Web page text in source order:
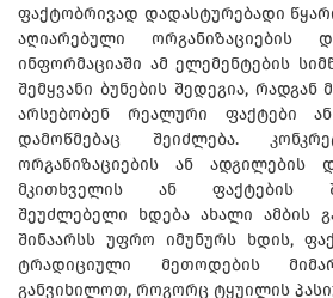
ფაქტობრივად დადასტურებადი
აღიარებული ორგანიზაციების
ინფორმაციაში ამ ელემენტების
შემყვანი ბუნების შედეგია,
არსებობენ რეალური ფაქტები
დამოწმებაც შეიძლება.
ორგანიზაციების ან ადგილების
მკითხველის ან ფაქტების
შეუძლებელი ხდება ახალი ამბის
შინაარსს უფრო იმუნურს ხდის,
ტრადიციული მეთოდების
განვიხილოთ, როგორც ტყუილის